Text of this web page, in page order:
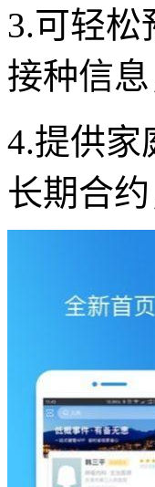
3.可轻松
接种信
4.提供家
长期合